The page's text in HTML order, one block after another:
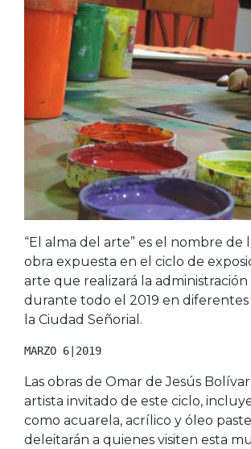
“El alma del arte” es el nombre de
obra expuesta en el ciclo de
arte que realizará la administración
durante todo el 2019 en diferentes
la Ciudad Señorial.
MARZO 6|2019
Las obras de Omar de Jesús
artista invitado de este ciclo,
como acuarela, acrílico y óleo
deleitarán a quienes visiten esta